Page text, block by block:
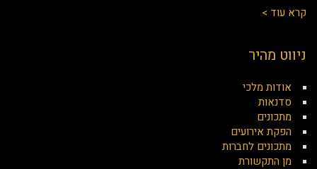
קרא עוד >
ניווט מהיר
אודות מלכי
סדנאות
מתכונים
הפקת אירועים
מתכונים לחברות
מן התקשורת